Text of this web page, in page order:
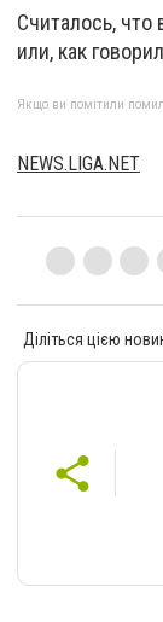
Считалось, что
или, как
Якщо ви помітили
NEWS.LIGA.NET
Діліться цією